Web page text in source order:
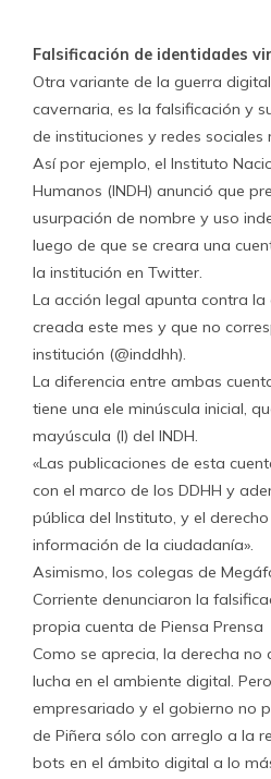
Falsificación de identidades
Otra variante de la guerra
cavernaria, es la falsificación y
de instituciones y redes sociales
Así por ejemplo, el Instituto
Humanos (INDH) anunció que
usurpación de nombre y uso
luego de que se creara una
la institución en Twitter.
La acción legal apunta contra la
creada este mes y que no
institución (@inddhh).
La diferencia entre ambas
tiene una ele minúscula inicial,
mayúscula (I) del INDH.
«Las publicaciones de esta
con el marco de los DDHH y
pública del Instituto, y el
información de la ciudadanía».
Asimismo, los colegas de
Corriente denunciaron la
propia cuenta de Piensa Prensa
Como se aprecia, la derecha
lucha en el ambiente digital.
empresariado y el gobierno no
de Piñera sólo con arreglo a la
bots en el ámbito digital a lo